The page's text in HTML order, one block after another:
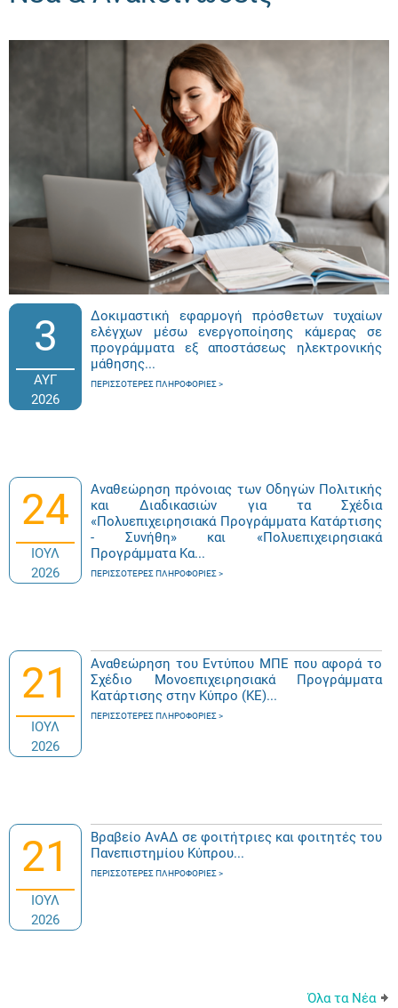
3
ΑΥΓ
2026
Δοκιμαστική εφαρμογή πρόσθετων τυχαίων
ελέγχων μέσω ενεργοποίησης κάμερας σε
προγράμματα εξ αποστάσεως ηλεκτρονικής
μάθησης...
ΠΕΡΙΣΣΌΤΕΡΕΣ ΠΛΗΡΟΦΟΡΊΕΣ
24
ΙΟΥΛ
2026
Αναθεώρηση πρόνοιας των Οδηγών Πολιτικής
και Διαδικασιών για τα Σχέδια
«Πολυεπιχειρησιακά Προγράμματα Κατάρτισης
- Συνήθη» και «Πολυεπιχειρησιακά
Προγράμματα Κα...
ΠΕΡΙΣΣΌΤΕΡΕΣ ΠΛΗΡΟΦΟΡΊΕΣ
21
ΙΟΥΛ
2026
Αναθεώρηση του Εντύπου ΜΠΕ που αφορά το
Σχέδιο Μονοεπιχειρησιακά Προγράμματα
Κατάρτισης στην Κύπρο (ΚΕ)...
ΠΕΡΙΣΣΌΤΕΡΕΣ ΠΛΗΡΟΦΟΡΊΕΣ
21
ΙΟΥΛ
2026
Βραβείο ΑνΑΔ σε φοιτήτριες και φοιτητές του
Πανεπιστημίου Κύπρου...
ΠΕΡΙΣΣΌΤΕΡΕΣ ΠΛΗΡΟΦΟΡΊΕΣ
Όλα τα Νέα